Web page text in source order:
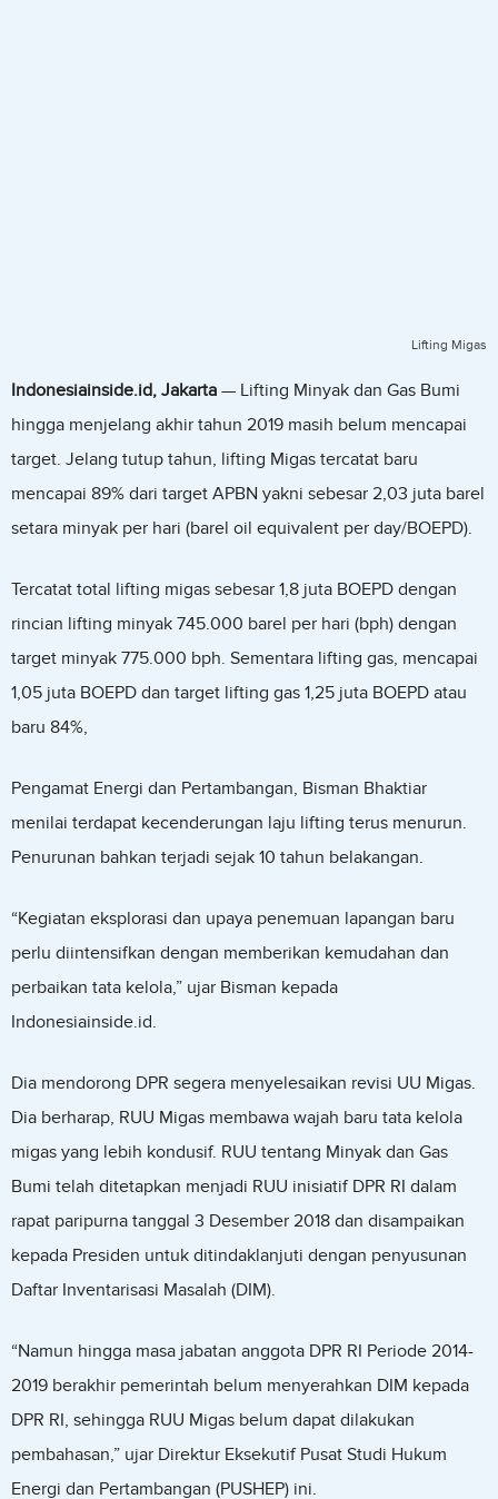
Lifting Migas
Indonesiainside.id, Jakarta — Lifting Minyak dan Gas Bumi
hingga menjelang akhir tahun 2019 masih belum mencapai
target. Jelang tutup tahun, lifting Migas tercatat baru
mencapai 89% dari target APBN yakni sebesar 2,03 juta barel
setara minyak per hari (barel oil equivalent per day/BOEPD).
Tercatat total lifting migas sebesar 1,8 juta BOEPD dengan
rincian lifting minyak 745.000 barel per hari (bph) dengan
target minyak 775.000 bph. Sementara lifting gas, mencapai
1,05 juta BOEPD dan target lifting gas 1,25 juta BOEPD atau
baru 84%,
Pengamat Energi dan Pertambangan, Bisman Bhaktiar
menilai terdapat kecenderungan laju lifting terus menurun.
Penurunan bahkan terjadi sejak 10 tahun belakangan.
“Kegiatan eksplorasi dan upaya penemuan lapangan baru
perlu diintensifkan dengan memberikan kemudahan dan
perbaikan tata kelola,” ujar Bisman kepada
Indonesiainside.id.
Dia mendorong DPR segera menyelesaikan revisi UU Migas.
Dia berharap, RUU Migas membawa wajah baru tata kelola
migas yang lebih kondusif. RUU tentang Minyak dan Gas
Bumi telah ditetapkan menjadi RUU inisiatif DPR RI dalam
rapat paripurna tanggal 3 Desember 2018 dan disampaikan
kepada Presiden untuk ditindaklanjuti dengan penyusunan
Daftar Inventarisasi Masalah (DIM).
“Namun hingga masa jabatan anggota DPR RI Periode 2014-
2019 berakhir pemerintah belum menyerahkan DIM kepada
DPR RI, sehingga RUU Migas belum dapat dilakukan
pembahasan,” ujar Direktur Eksekutif Pusat Studi Hukum
Energi dan Pertambangan (PUSHEP) ini.